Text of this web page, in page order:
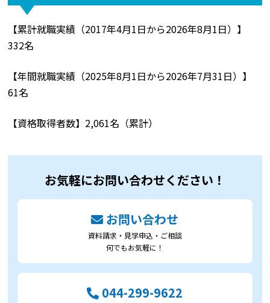
【累計就職実績（2017年4月1日から2026年8月1日）】
332名
【年間就職実績（2025年8月1日から2026年7月31日）】
61名
【資格取得者数】2,061名（累計）
お気軽にお問い合わせください！
お問い合わせ
資料請求・見学申込・ご相談
何でもお気軽に！
044-299-9622